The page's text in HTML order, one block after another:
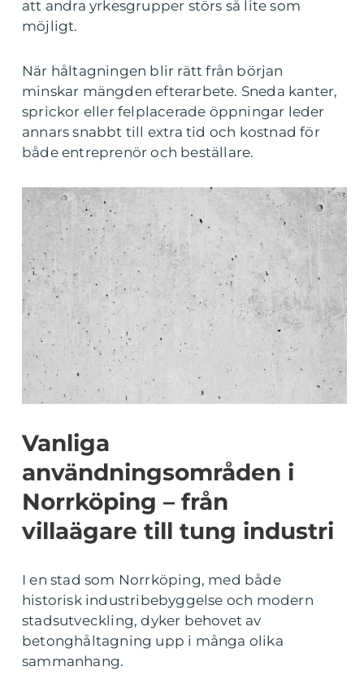
att andra yrkesgrupper störs så lite som
möjligt.
När håltagningen blir rätt från början
minskar mängden efterarbete. Sneda kanter,
sprickor eller felplacerade öppningar leder
annars snabbt till extra tid och kostnad för
både entreprenör och beställare.
Vanliga
användningsområden i
Norrköping – från
villaägare till tung industri
I en stad som Norrköping, med både
historisk industribebyggelse och modern
stadsutveckling, dyker behovet av
betonghåltagning upp i många olika
sammanhang.